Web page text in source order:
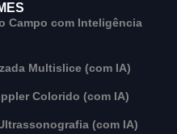
Campo com Inteligência
Multislice (com IA)
Colorido (com IA)
(com IA)